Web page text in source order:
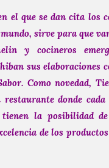
el que se dan cita los
sirve para que
y cocineros
sus elaboraciones
Como novedad,
restaurante donde
la posibilidad
de los